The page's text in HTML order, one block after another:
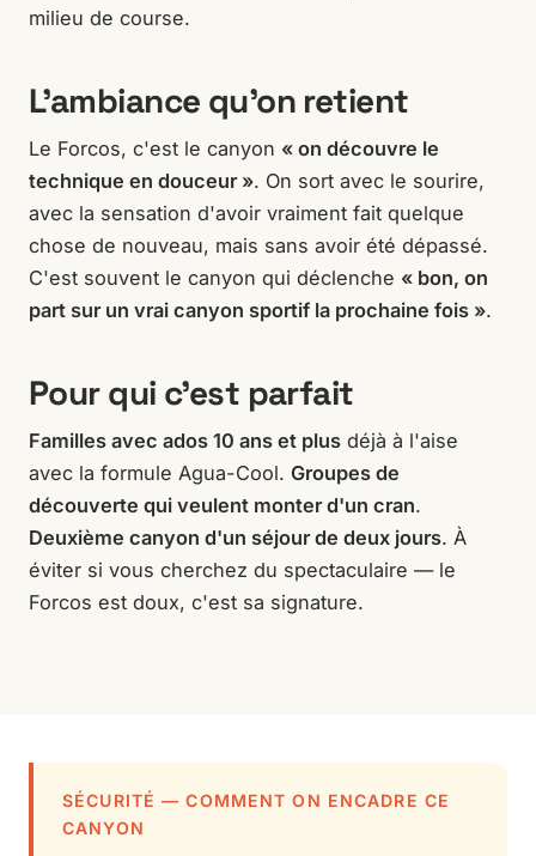
milieu de course.
L'ambiance qu'on retient
Le Forcos, c'est le canyon « on découvre le
technique en douceur ». On sort avec le sourire,
avec la sensation d'avoir vraiment fait quelque
chose de nouveau, mais sans avoir été dépassé.
C'est souvent le canyon qui déclenche « bon, on
part sur un vrai canyon sportif la prochaine fois ».
Pour qui c'est parfait
Familles avec ados 10 ans et plus déjà à l'aise
avec la formule Agua-Cool. Groupes de
découverte qui veulent monter d'un cran.
Deuxième canyon d'un séjour de deux jours. À
éviter si vous cherchez du spectaculaire — le
Forcos est doux, c'est sa signature.
SÉCURITÉ — COMMENT ON ENCADRE CE
CANYON